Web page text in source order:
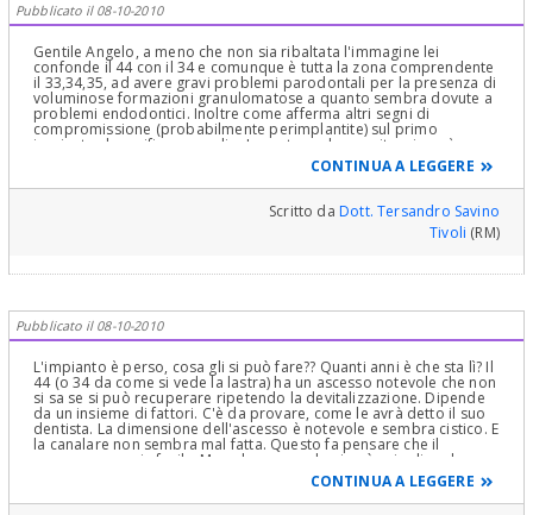
Pubblicato il 08-10-2010
Gentile Angelo, a meno che non sia ribaltata l'immagine lei
confonde il 44 con il 34 e comunque è tutta la zona comprendente
il 33,34,35, ad avere gravi problemi parodontali per la presenza di
voluminose formazioni granulomatose a quanto sembra dovute a
problemi endodontici. Inoltre come afferma altri segni di
compromissione (probabilmente perimplantite) sul primo
impianto da verificare meglio. In sostanza la sua situazione è
estremamente complessa di approccio multidisciplinare. Le
consiglio di provvedere al più presto per evitare ulteriori seri
problemi di non semplice risoluzione. Cordialmente
CONTINUA A LEGGERE
Scritto daDott. Tersandro Savino
Tivoli (RM)
Pubblicato il 08-10-2010
L'impianto è perso, cosa gli si può fare?? Quanti anni è che sta lì? Il
44 (o 34 da come si vede la lastra) ha un ascesso notevole che non
si sa se si può recuperare ripetendo la devitalizzazione. Dipende
da un insieme di fattori. C'è da provare, come le avrà detto il suo
dentista. La dimensione dell'ascesso è notevole e sembra cistico. E
la canalare non sembra mal fatta. Questo fa pensare che il
recupero non sia facile. Ma solo provando si può sciogliere la
CONTINUA A LEGGERE